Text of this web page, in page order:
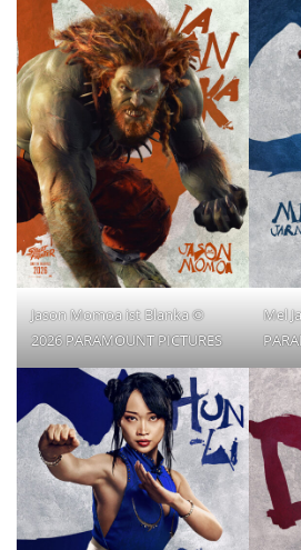
Jason Momoa ist Blanka ©
2026 PARAMOUNT PICTURES
Mel